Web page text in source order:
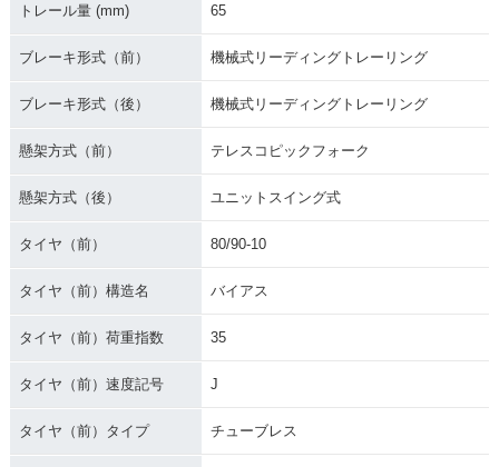
トレール量 (mm) 65
ブレーキ形式（前） 機械式リーディングトレーリング
ブレーキ形式（後） 機械式リーディングトレーリング
懸架方式（前） テレスコピックフォーク
懸架方式（後） ユニットスイング式
タイヤ（前） 80/90-10
タイヤ（前）構造名 バイアス
タイヤ（前）荷重指数 35
タイヤ（前）速度記号 J
タイヤ（前）タイプ チューブレス